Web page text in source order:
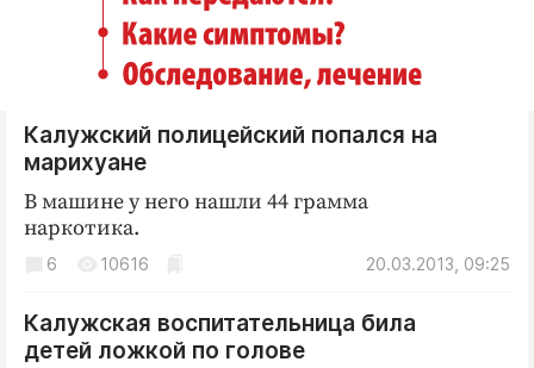
Калужский полицейский попался на
марихуане
В машине у него нашли 44 грамма
наркотика.
20.03.2013, 09:25
6 10616
Калужская воспитательница била
детей ложкой по голове